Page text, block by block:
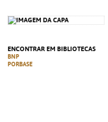
ENCONTRAR EM BIBLIOTECAS
BNP
PORBASE